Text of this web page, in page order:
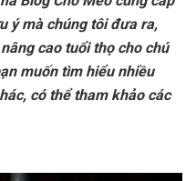
ý mà chúng tôi đưa ra,
cao tuổi thọ cho chú
muốn tìm hiểu nhiều
có thể tham khảo các